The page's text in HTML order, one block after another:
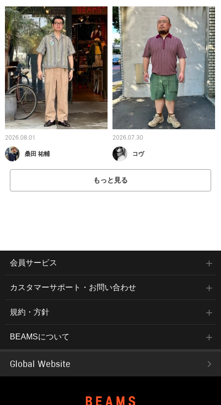
2026.08.01
桑田 祐輔
2026.07.30
コヴ
もっと見る
会員サービス
カスタマーサポート・お問い合わせ
規約・方針
BEAMSについて
Global Website